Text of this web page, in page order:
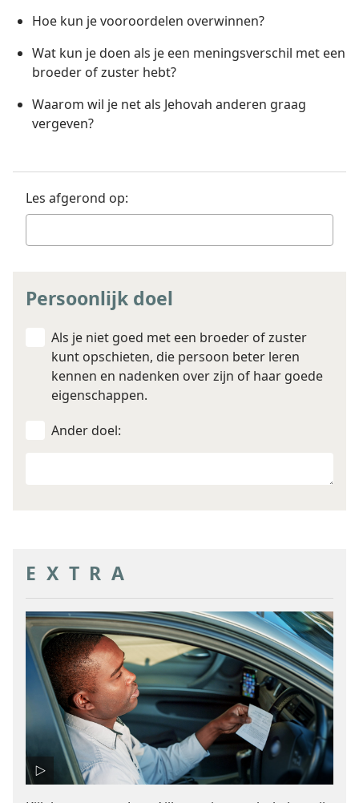
Hoe kun je vooroordelen overwinnen?
Wat kun je doen als je een meningsverschil met een
broeder of zuster hebt?
Waarom wil je net als Jehovah anderen graag
vergeven?
Les afgerond op:
Persoonlijk doel
Als je niet goed met een broeder of zuster
kunt opschieten, die persoon beter leren
kennen en nadenken over zijn of haar goede
eigenschappen.
Ander doel:
EXTRA